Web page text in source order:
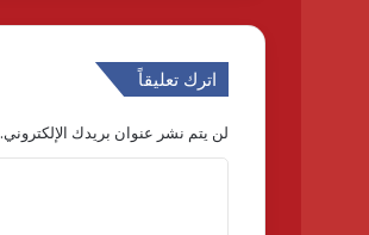
اترك تعليقاً
لن يتم نشر عنوان بريدك الإلكتروني.